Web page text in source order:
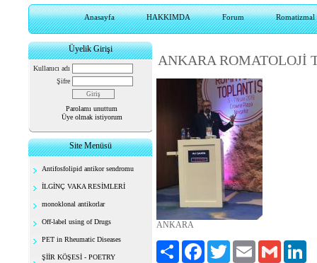
Anasayfa HAKKIMDA Forum Romatizmal
Üyelik Girişi
Kullanıcı adı
Şifre
Parolamı unuttum
Üye olmak istiyorum
Site Menüsü
Antifosfolipid antikor sendromu
İLGİNÇ VAKA RESİMLERİ
monoklonal antikorlar
Off-label using of Drugs
PET in Rheumatic Diseases
ŞİİR KÖŞESİ - POETRY
ANKARA ROMATOLOJİ
ANKARA
Paylaş FacebookTwitter Email Gmail